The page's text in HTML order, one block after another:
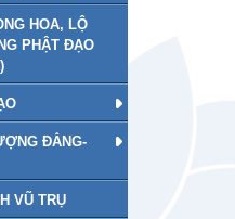
HOA, LỘ
PHẬT ĐẠO
ĐẲNG-
VŨ TRỤ